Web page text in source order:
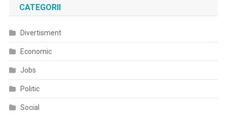
CATEGORII
Divertisment
Economic
Jobs
Politic
Social